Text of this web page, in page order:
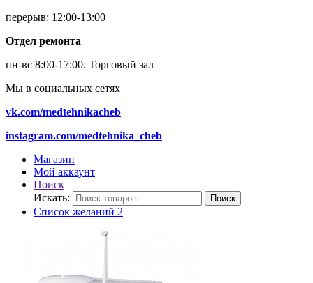
перерыв: 12:00-13:00
Отдел ремонта
пн-вс 8:00-17:00. Торговый зал
Мы в социальных сетях
vk.com/medtehnikacheb
instagram.com/medtehnika_cheb
Магазин
Мой аккаунт
Поиск
Искать:
Поиск
Список желаний 2